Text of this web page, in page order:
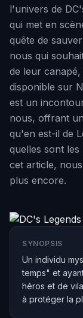
l'univers de
qui met en
quête de
nous qui
de leur
disponible sur
est un
nous, offrant
qu'en est-il de
quelles sont
cet article,
plus encore.
SYNOPSIS
Un individu
temps" et
héros et de
à protéger la